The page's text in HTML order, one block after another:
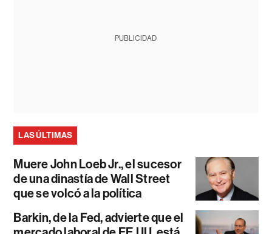
PUBLICIDAD
LAS ÚLTIMAS
Muere John Loeb Jr., el sucesor
de una dinastía de Wall Street
que se volcó a la política
Barkin, de la Fed, advierte que el